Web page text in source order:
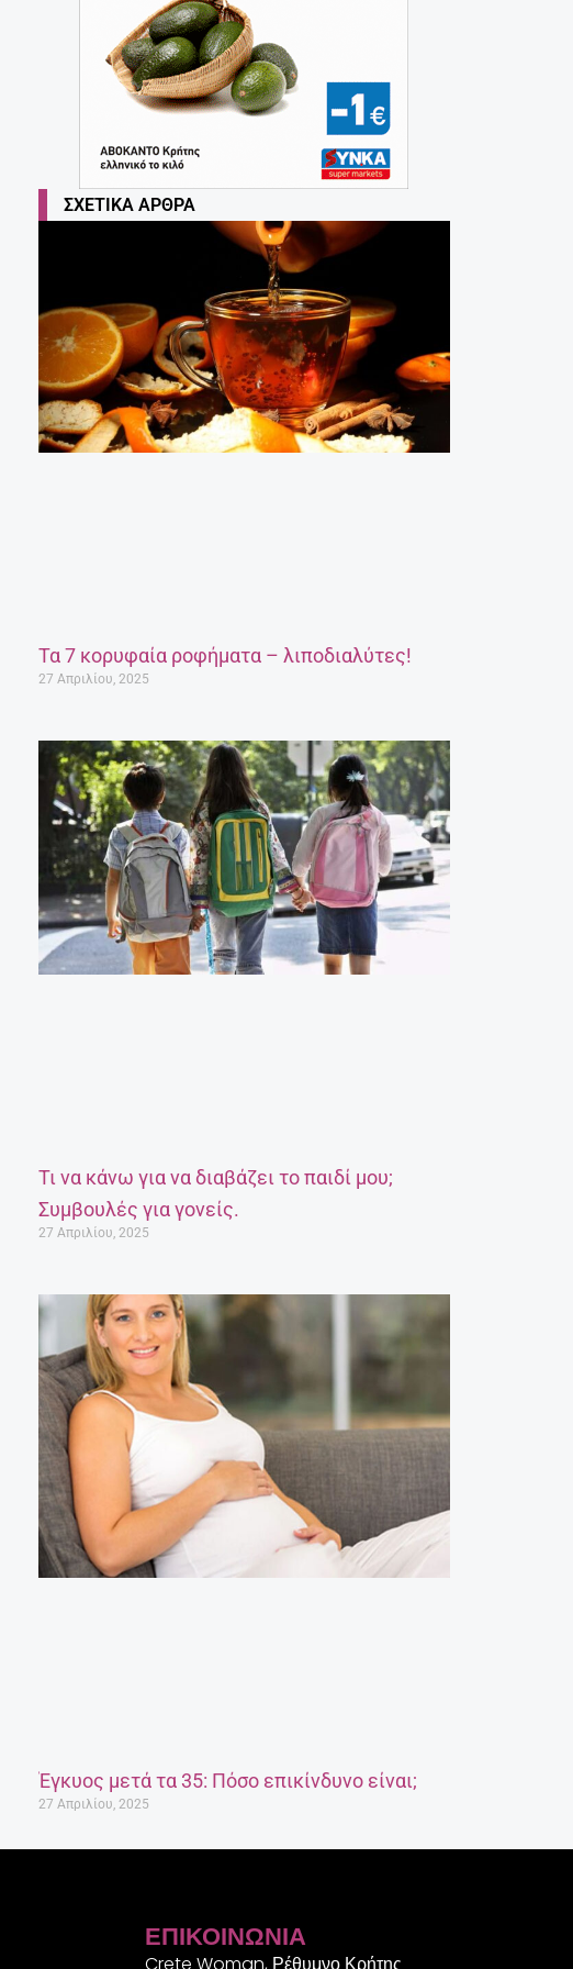
ΣΧΕΤΙΚΆ ΆΡΘΡΑ
Τα 7 κορυφαία ροφήματα – λιποδιαλύτες!
27 Απριλίου, 2025
Τι να κάνω για να διαβάζει το παιδί μου;
Συμβουλές για γονείς.
27 Απριλίου, 2025
Έγκυος μετά τα 35: Πόσο επικίνδυνο είναι;
27 Απριλίου, 2025
ΕΠΙΚΟΙΝΩΝΊΑ